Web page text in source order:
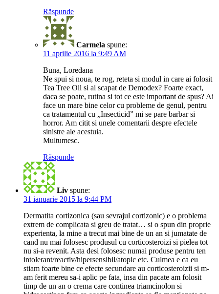
Răspunde
Carmela spune:
11 aprilie 2016 la 9:49 AM
Buna, Loredana
Ne spui si noua, te rog, reteta si modul in care ai folosit
Tea Tree Oil si ai scapat de Demodex? Foarte exact,
daca se poate, rutina si tot ce este important de spus? Ai
face un mare bine celor cu probleme de genul, pentru
ca tratamentul cu „Insecticid” mi se pare barbar si
horror. Am citit si unele comentarii despre efectele
sinistre ale acestuia.
Multumesc.
Răspunde
Liv spune:
31 ianuarie 2015 la 9:44 PM
Dermatita cortizonica (sau sevrajul cortizonic) e o problema
extrem de complicata si greu de tratat… si o spun din proprie
experienta, la mine a trecut mai bine de un an si jumatate de
cand nu mai folosesc produsul cu corticosteroizi si pielea tot
nu si-a revenit. Asta desi folosesc numai produse pentru ten
intolerant/reactiv/hipersensibil/atopic etc. Culmea e ca eu
stiam foarte bine ce efecte secundare au corticosteroizii si m-
am ferit mereu sa-i aplic pe fata, insa din pacate am folosit
timp de un an o crema care continea triamcinolon si